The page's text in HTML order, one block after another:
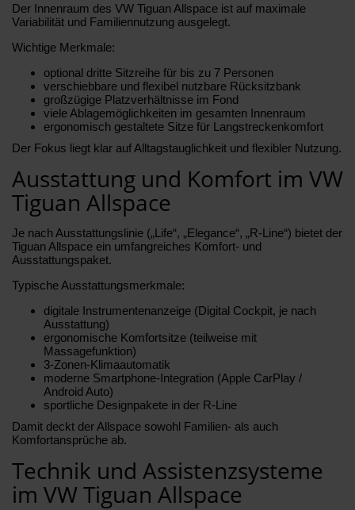
Der Innenraum des VW Tiguan Allspace ist auf maximale
Variabilität und Familiennutzung ausgelegt.
Wichtige Merkmale:
optional dritte Sitzreihe für bis zu 7 Personen
verschiebbare und flexibel nutzbare Rücksitzbank
großzügige Platzverhältnisse im Fond
viele Ablagemöglichkeiten im gesamten Innenraum
ergonomisch gestaltete Sitze für Langstreckenkomfort
Der Fokus liegt klar auf Alltagstauglichkeit und flexibler Nutzung.
Ausstattung und Komfort im VW
Tiguan Allspace
Je nach Ausstattungslinie („Life“, „Elegance“, „R-Line“) bietet der
Tiguan Allspace ein umfangreiches Komfort- und
Ausstattungspaket.
Typische Ausstattungsmerkmale:
digitale Instrumentenanzeige (Digital Cockpit, je nach
Ausstattung)
ergonomische Komfortsitze (teilweise mit
Massagefunktion)
3-Zonen-Klimaautomatik
moderne Smartphone-Integration (Apple CarPlay /
Android Auto)
sportliche Designpakete in der R-Line
Damit deckt der Allspace sowohl Familien- als auch
Komfortansprüche ab.
Technik und Assistenzsysteme
im VW Tiguan Allspace